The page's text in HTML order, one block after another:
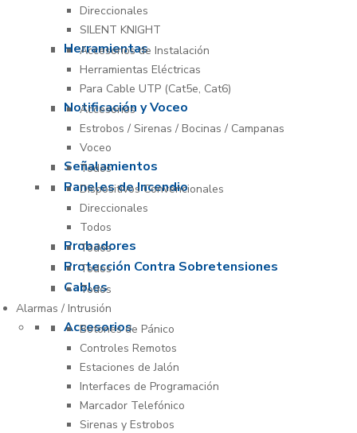
Direccionales
SILENT KNIGHT
Herramientas
Accesorios de Instalación
Herramientas Eléctricas
Para Cable UTP (Cat5e, Cat6)
Notificación y Voceo
Accesorios
Estrobos / Sirenas / Bocinas / Campanas
Voceo
Señalamientos
Todos
Paneles de Incendio
Dispositivos Convencionales
Direccionales
Todos
Probadores
Todos
Protección Contra Sobretensiones
Todos
Cables
Todos
Alarmas / Intrusión
Accesorios
Botones de Pánico
Controles Remotos
Estaciones de Jalón
Interfaces de Programación
Marcador Telefónico
Sirenas y Estrobos